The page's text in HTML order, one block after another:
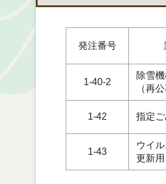
発注番号
1-40-2
除雪
（再公
1-42 指定
1-43
ウイ
更新